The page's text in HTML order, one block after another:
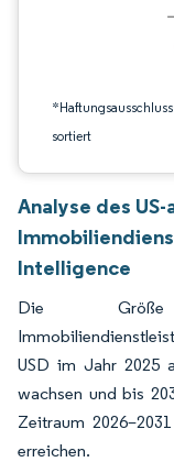
sortiert
Analyse des
Intelligence
Die Größe
USD im Jahr 2025
wachsen und bis
Zeitraum
erreichen.